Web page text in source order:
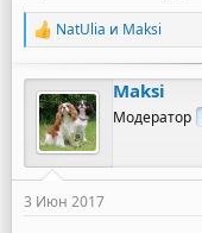
Р
а
к
ц
и
и
:
NatUlia и Maksi
Maksi
Модератор
3 Июн 2017